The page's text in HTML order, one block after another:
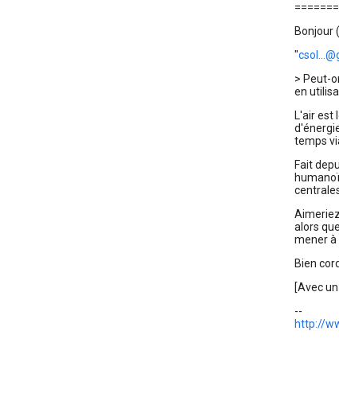
Bonjour
"
> Peut-
en
L'air est
temps
Fait
alors
mener à
Bien
[Avec
--
http://